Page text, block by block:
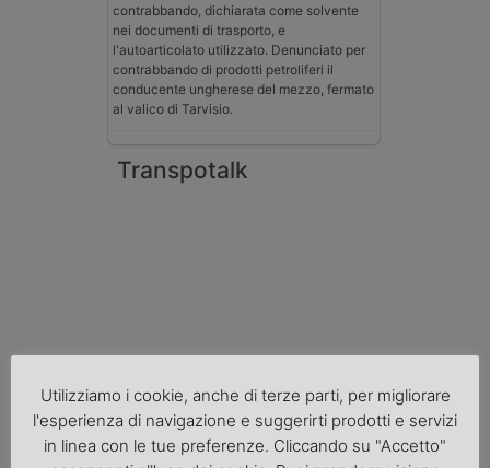
contrabbando, dichiarata come solvente
nei documenti di trasporto, e
l'autoarticolato utilizzato. Denunciato per
contrabbando di prodotti petroliferi il
conducente ungherese del mezzo, fermato
al valico di Tarvisio.
Transpotalk
Normativa
Utilizziamo i cookie, anche di terze parti, per migliorare
l'esperienza di navigazione e suggerirti prodotti e servizi
in linea con le tue preferenze. Cliccando su "Accetto"